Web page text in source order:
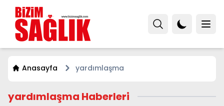
Anasayfa yardımlaşma
yardımlaşma Haberleri